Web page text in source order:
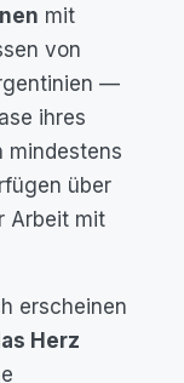
mit
von
—
ihres
mindestens
über
Arbeit mit
erscheinen
Herz